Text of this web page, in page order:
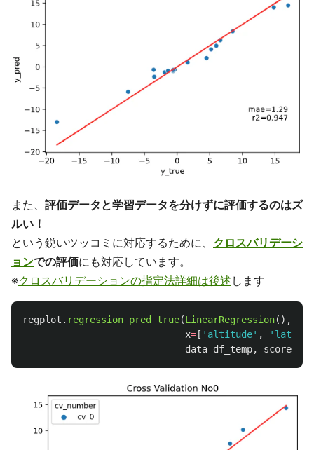
また、 評価データと学習データを分けずに評価するのはズ
ルい！
という鋭いツッコミに対応するために、 クロスバリデーシ
ョンでの評価にも対応しています。
※クロスバリデーションの指定法詳細は後述 します
regplot . regression_pred_true(LinearRegression(),
x= [ ' altitude' , '
data=df_temp, scores